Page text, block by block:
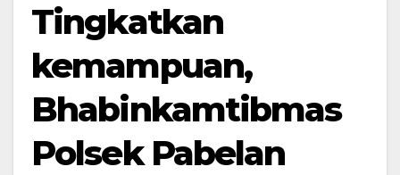
Tingkatkan
kemampuan,
Bhabinkamtibmas
Polsek Pabelan